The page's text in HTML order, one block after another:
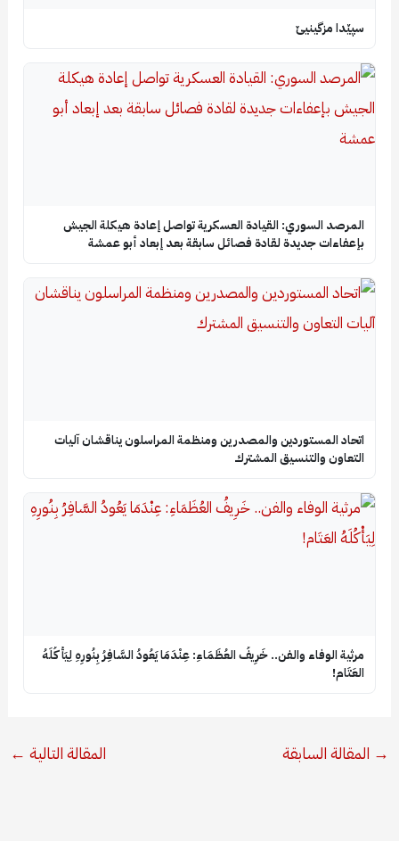
سپێدا مزگینیێ
المرصد السوري: القيادة العسكرية تواصل إعادة هيكلة الجيش
بإعفاءات جديدة لقادة فصائل سابقة بعد إبعاد أبو عمشة
اتحاد المستوردين والمصدرين ومنظمة المراسلون يناقشان آليات
التعاون والتنسيق المشترك
​مرثية الوفاء والفن.. خَرِيفُ العُظَمَاءِ: عِنْدَمَا يَعُودُ السَّافِرُ بِنُورِهِ لِيَأْكُلَهُ
العَتَام!
→ المقالة السابقة المقالة التالية ←